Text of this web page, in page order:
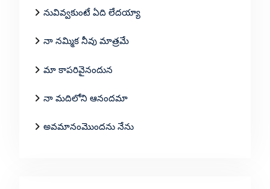
నువివ్వకుంటే ఏది లేదయ్యా
నా నమ్మిక నీవు మాత్రమే
మా కాపరివైనందున
నా మదిలోని ఆనందమా
అవమానంమొందను నేను